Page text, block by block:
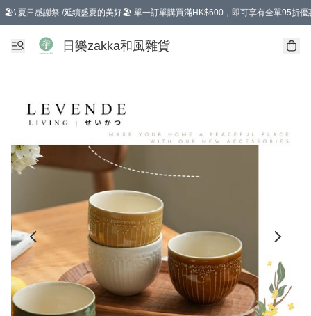
🏖️\ 夏日感謝祭 /延續盛夏的美好🏖️ 單一訂單購買滿HK$600，即可享有全單95折優
選擇GoGoX住宅/工商地址配送，單一訂單消費購物滿HK$680(折扣後），可享有
日樂zakka和風雜貨